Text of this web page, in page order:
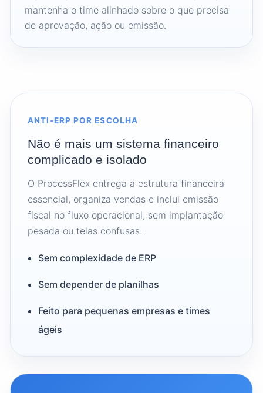
mantenha o time alinhado sobre o que precisa
de aprovação, ação ou emissão.
ANTI-ERP POR ESCOLHA
Não é mais um sistema financeiro
complicado e isolado
O ProcessFlex entrega a estrutura financeira
essencial, organiza vendas e inclui emissão
fiscal no fluxo operacional, sem implantação
pesada ou telas confusas.
Sem complexidade de ERP
Sem depender de planilhas
Feito para pequenas empresas e times
ágeis